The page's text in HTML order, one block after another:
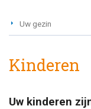
Uw gezin
Kinderen
Uw kinderen